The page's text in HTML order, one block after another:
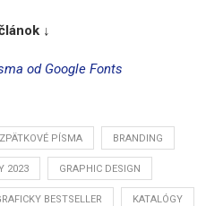
↓
od Google Fonts
PÍSMA BRANDING
2023 GRAPHIC DESIGN
BESTSELLER KATALÓGY